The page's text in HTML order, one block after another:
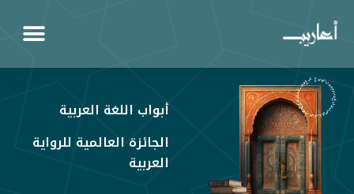
أبواب اللغة العربية
الجائزة العالمية للرواية
العربية